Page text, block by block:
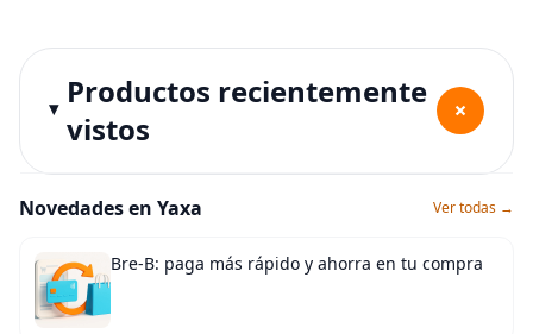
Productos recientemente
vistos
+
Novedades en Yaxa Ver todas →
Bre-B: paga más rápido y ahorra en tu compra